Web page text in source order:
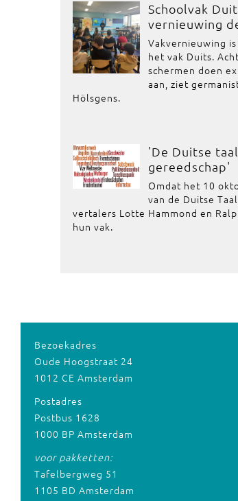
Schoolvak
vernieuwing
Vakvernieuwing
het vak Duits.
schermen doen
aan, ziet
Hölsgens.
'De Duitse
gereedschap'
Omdat het 10
van de Duitse
vertalers Lotte Hammond en
hun vak.
Bezoekadres
Oude Hoogstraat 24
1012 CE Amsterdam
Postadres
Postbus 1628
1000 BP Amsterdam
voor pakketten:
Tafelbergweg 51
1105 BD Amsterdam